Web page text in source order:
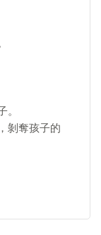
剝奪孩子的